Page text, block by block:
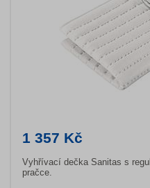
1 357 Kč
Vyhřívací dečka Sanitas s
pračce.